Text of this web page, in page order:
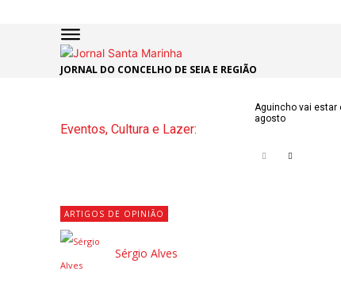
JORNAL DO CONCELHO DE SEIA E REGIÃO
Eventos, Cultura e Lazer:
Aguincho vai estar
agosto
ARTIGOS DE OPINIÃO
Sérgio Alves